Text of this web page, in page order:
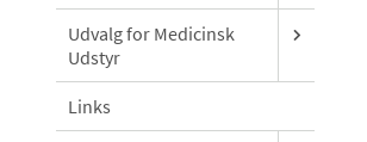
Udvalg for Medicinsk
Udstyr
Links